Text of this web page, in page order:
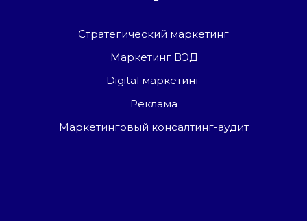
Стратегический маркетинг
Маркетинг ВЭД
Digital маркетинг
Реклама
Маркетинговый консалтинг-аудит